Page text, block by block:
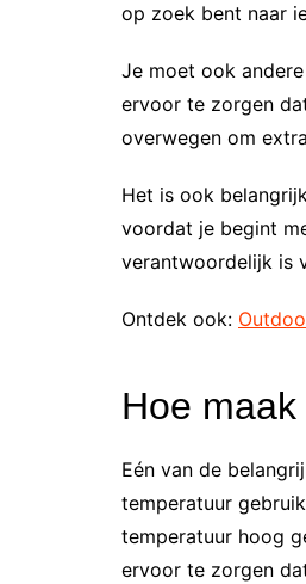
op zoek bent naar
Je moet ook
ervoor te zorgen
overwegen om
Het is ook
voordat je begint
verantwoordelijk is
Ontdek ook:
Hoe
Eén van de
temperatuur
temperatuur hoog
ervoor te zorgen